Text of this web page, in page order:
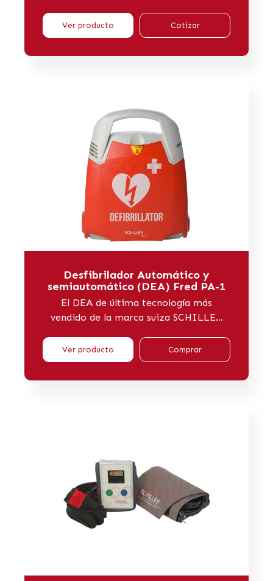
Ver producto Cotizar
Desfibrilador Automático y
semiautomático (DEA) Fred PA-1
El DEA de última tecnología más
vendido de la marca suiza SCHILLE...
Ver producto Comprar